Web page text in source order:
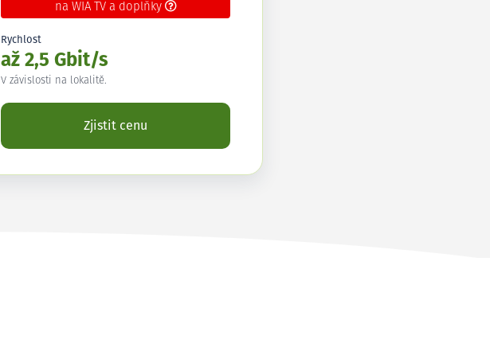
na WIA TV a doplňky
Rychlost
až 2,5 Gbit/s
V závislosti na lokalitě.
Zjistit cenu